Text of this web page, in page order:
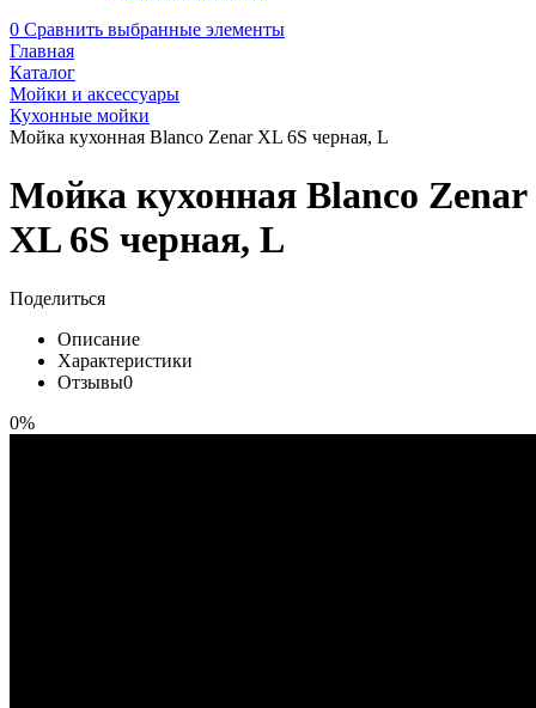
0 Сравнить выбранные элементы
Главная
Каталог
Мойки и аксессуары
Кухонные мойки
Мойка кухонная Blanco Zenar XL 6S черная, L
Мойка кухонная Blanco Zenar
XL 6S черная, L
Поделиться
Описание
Характеристики
Отзывы0
0%